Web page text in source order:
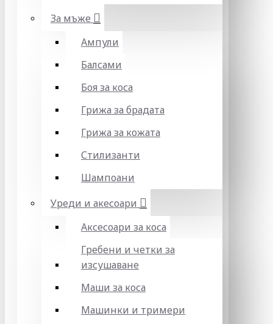
За мъже
Ампули
Балсами
Боя за коса
Грижа за брадата
Грижа за кожата
Стилизанти
Шампоани
Уреди и акесоари
Аксесоари за коса
Гребени и четки за
изсушаване
Маши за коса
Машинки и тримери